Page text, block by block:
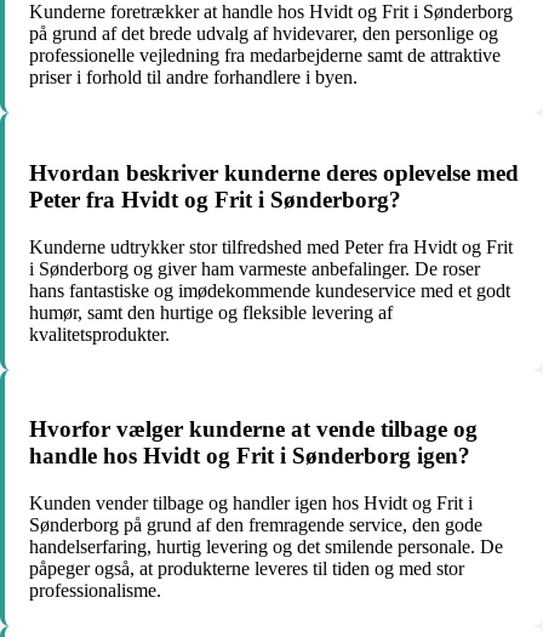
Kunderne foretrækker at handle hos Hvidt og Frit i Sønderborg
på grund af det brede udvalg af hvidevarer, den personlige og
professionelle vejledning fra medarbejderne samt de attraktive
priser i forhold til andre forhandlere i byen.
Hvordan beskriver kunderne deres oplevelse med
Peter fra Hvidt og Frit i Sønderborg?
Kunderne udtrykker stor tilfredshed med Peter fra Hvidt og Frit
i Sønderborg og giver ham varmeste anbefalinger. De roser
hans fantastiske og imødekommende kundeservice med et godt
humør, samt den hurtige og fleksible levering af
kvalitetsprodukter.
Hvorfor vælger kunderne at vende tilbage og
handle hos Hvidt og Frit i Sønderborg igen?
Kunden vender tilbage og handler igen hos Hvidt og Frit i
Sønderborg på grund af den fremragende service, den gode
handelserfaring, hurtig levering og det smilende personale. De
påpeger også, at produkterne leveres til tiden og med stor
professionalisme.